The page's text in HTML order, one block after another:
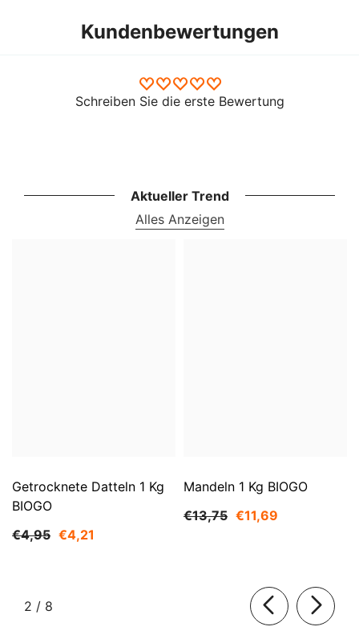
Kundenbewertungen
Schreiben Sie die erste Bewertung
Aktueller Trend
Alles Anzeigen
Getrocknete Datteln 1 Kg
BIOGO
€4,95 €4,21
Mandeln 1 Kg BIOGO
€13,75 €11,69
2 / von
8